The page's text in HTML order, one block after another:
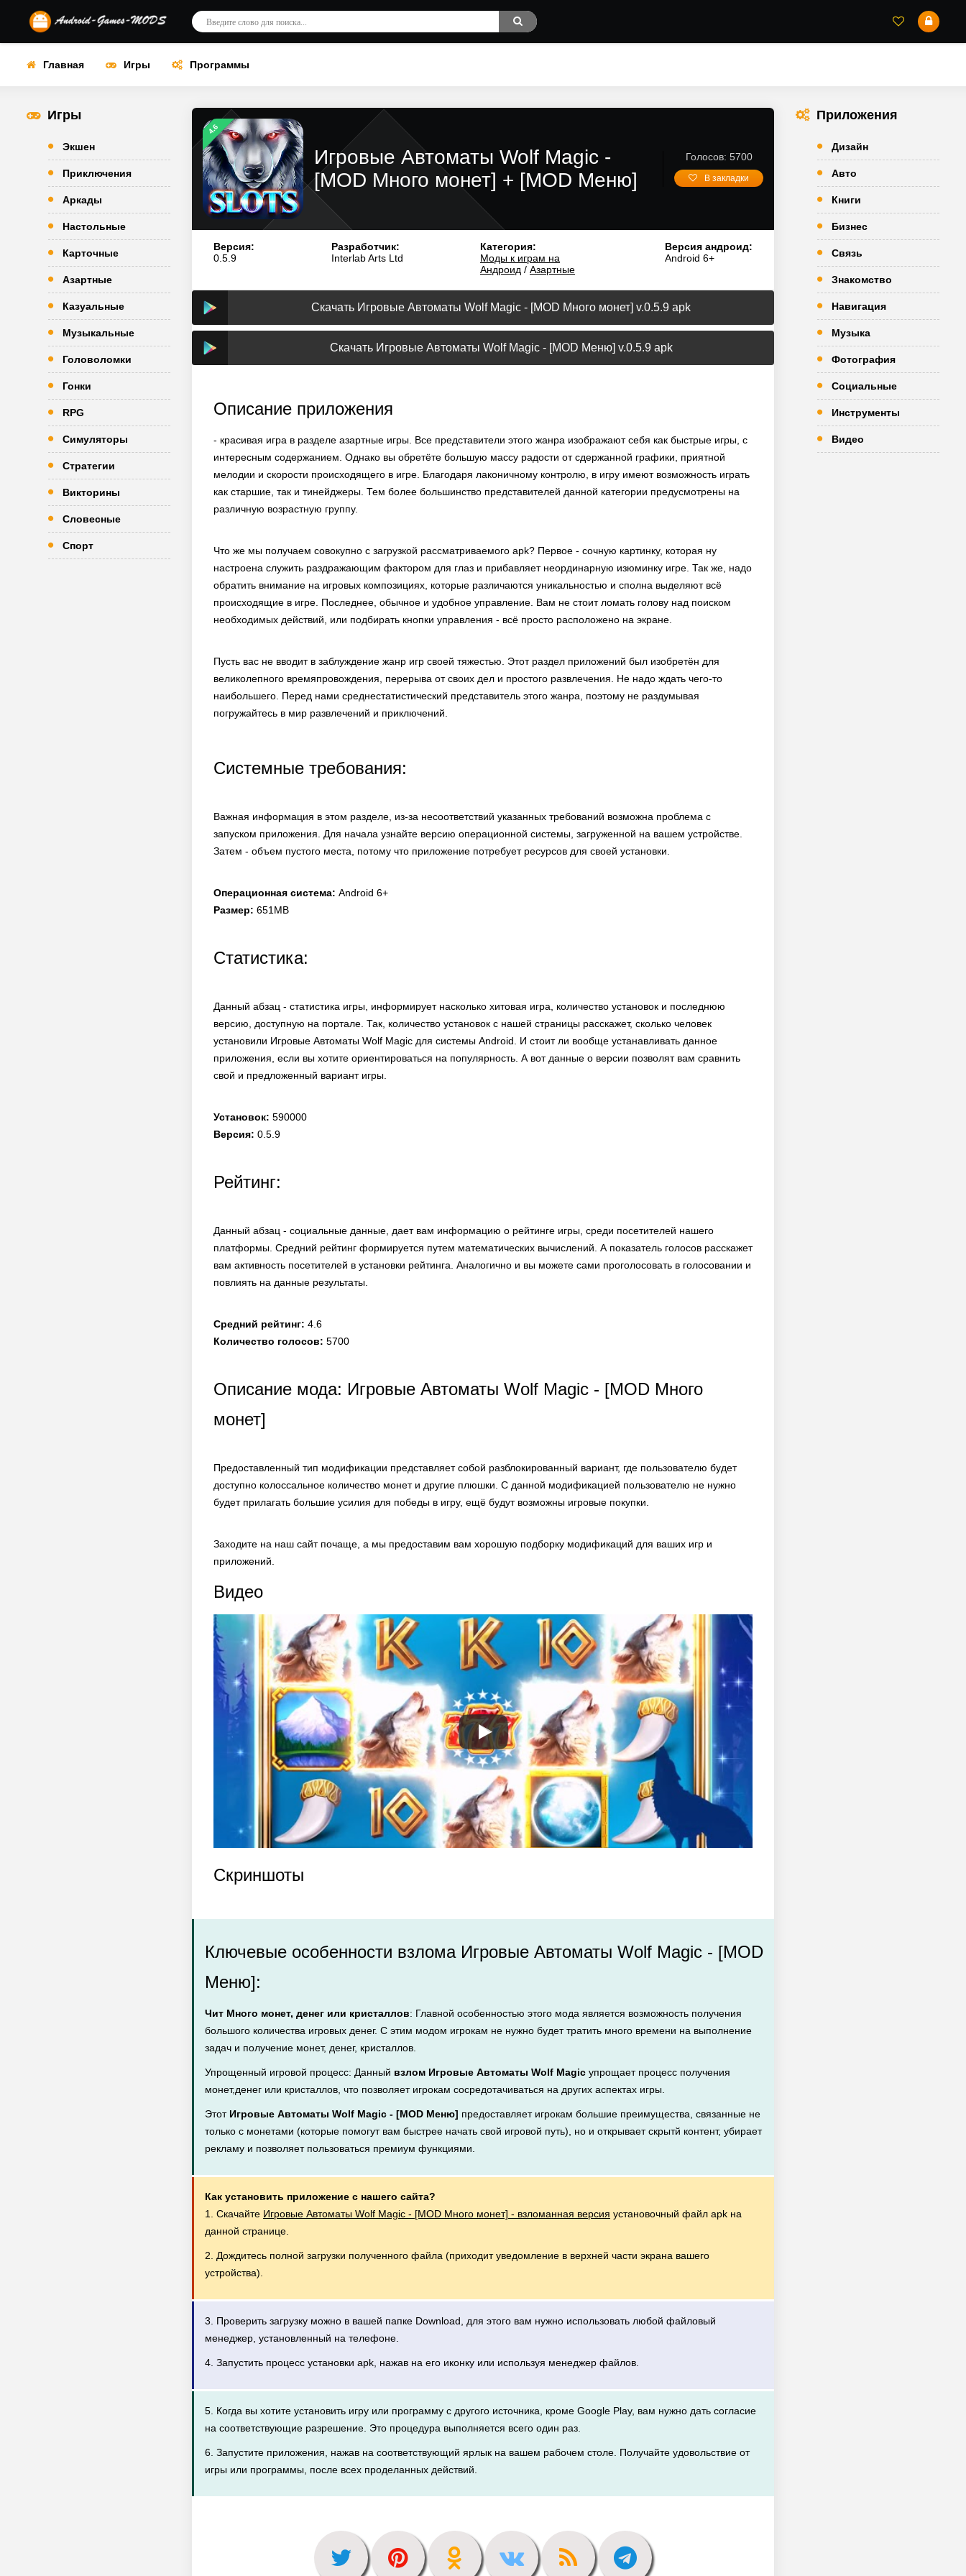
Главная Игры Программы
Игры
Экшен
Приключения
Аркады
Настольные
Карточные
Азартные
Казуальные
Музыкальные
Головоломки
Гонки
RPG
Симуляторы
Стратегии
Викторины
Словесные
Спорт
4.6
Игровые Автоматы Wolf Magic -
[MOD Много монет] + [MOD Меню]
Голосов: 5700
В закладки
Версия:
0.5.9
Разработчик:
Interlab Arts Ltd
Категория:
Моды к играм на
Андроид / Азартные
Версия андроид:
Android 6+
Скачать Игровые Автоматы Wolf Magic - [MOD Много монет] v.0.5.9 apk
Скачать Игровые Автоматы Wolf Magic - [MOD Меню] v.0.5.9 apk
Описание приложения
- красивая игра в разделе азартные игры. Все представители этого жанра изображают себя как быстрые игры, с
интересным содержанием. Однако вы обретёте большую массу радости от сдержанной графики, приятной
мелодии и скорости происходящего в игре. Благодаря лаконичному контролю, в игру имеют возможность играть
как старшие, так и тинейджеры. Тем более большинство представителей данной категории предусмотрены на
различную возрастную группу.
Что же мы получаем совокупно с загрузкой рассматриваемого apk? Первое - сочную картинку, которая ну
настроена служить раздражающим фактором для глаз и прибавляет неординарную изюминку игре. Так же, надо
обратить внимание на игровых композициях, которые различаются уникальностью и сполна выделяют всё
происходящие в игре. Последнее, обычное и удобное управление. Вам не стоит ломать голову над поиском
необходимых действий, или подбирать кнопки управления - всё просто расположено на экране.
Пусть вас не вводит в заблуждение жанр игр своей тяжестью. Этот раздел приложений был изобретён для
великолепного времяпровождения, перерыва от своих дел и простого развлечения. Не надо ждать чего-то
наибольшего. Перед нами среднестатистический представитель этого жанра, поэтому не раздумывая
погружайтесь в мир развлечений и приключений.
Системные требования:
Важная информация в этом разделе, из-за несоответствий указанных требований возможна проблема с
запуском приложения. Для начала узнайте версию операционной системы, загруженной на вашем устройстве.
Затем - объем пустого места, потому что приложение потребует ресурсов для своей установки.
Операционная система: Android 6+
Размер: 651MB
Статистика:
Данный абзац - статистика игры, информирует насколько хитовая игра, количество установок и последнюю
версию, доступную на портале. Так, количество установок с нашей страницы расскажет, сколько человек
установили Игровые Автоматы Wolf Magic для системы Android. И стоит ли вообще устанавливать данное
приложения, если вы хотите ориентироваться на популярность. А вот данные о версии позволят вам сравнить
свой и предложенный вариант игры.
Установок: 590000
Версия: 0.5.9
Рейтинг:
Данный абзац - социальные данные, дает вам информацию о рейтинге игры, среди посетителей нашего
платформы. Средний рейтинг формируется путем математических вычислений. А показатель голосов расскажет
вам активность посетителей в установки рейтинга. Аналогично и вы можете сами проголосовать в голосовании и
повлиять на данные результаты.
Средний рейтинг: 4.6
Количество голосов: 5700
Описание мода: Игровые Автоматы Wolf Magic - [MOD Много
монет]
Предоставленный тип модификации представляет собой разблокированный вариант, где пользователю будет
доступно колоссальное количество монет и другие плюшки. С данной модификацией пользователю не нужно
будет прилагать большие усилия для победы в игру, ещё будут возможны игровые покупки.
Заходите на наш сайт почаще, а мы предоставим вам хорошую подборку модификаций для ваших игр и
приложений.
Видео
Скриншоты
Ключевые особенности взлома Игровые Автоматы Wolf Magic - [MOD
Меню]:
Чит Много монет, денег или кристаллов: Главной особенностью этого мода является возможность получения
большого количества игровых денег. С этим модом игрокам не нужно будет тратить много времени на выполнение
задач и получение монет, денег, кристаллов.
Упрощенный игровой процесс: Данный взлом Игровые Автоматы Wolf Magic упрощает процесс получения
монет,денег или кристаллов, что позволяет игрокам сосредотачиваться на других аспектах игры.
Этот Игровые Автоматы Wolf Magic - [MOD Меню] предоставляет игрокам большие преимущества, связанные не
только с монетами (которые помогут вам быстрее начать свой игровой путь), но и открывает скрытй контент, убирает
рекламу и позволяет пользоваться премиум функциями.
Как установить приложение с нашего сайта?
1. Скачайте Игровые Автоматы Wolf Magic - [MOD Много монет] - взломанная версия установочный файл apk на
данной странице.
2. Дождитесь полной загрузки полученного файла (приходит уведомление в верхней части экрана вашего
устройства).
3. Проверить загрузку можно в вашей папке Download, для этого вам нужно использовать любой файловый
менеджер, установленный на телефоне.
4. Запустить процесс установки apk, нажав на его иконку или используя менеджер файлов.
5. Когда вы хотите установить игру или программу с другого источника, кроме Google Play, вам нужно дать согласие
на соответствующие разрешение. Это процедура выполняется всего один раз.
6. Запустите приложения, нажав на соответствующий ярлык на вашем рабочем столе. Получайте удовольствие от
игры или программы, после всех проделанных действий.
Приложения
Дизайн
Авто
Книги
Бизнес
Связь
Знакомство
Навигация
Музыка
Фотография
Социальные
Инструменты
Видео